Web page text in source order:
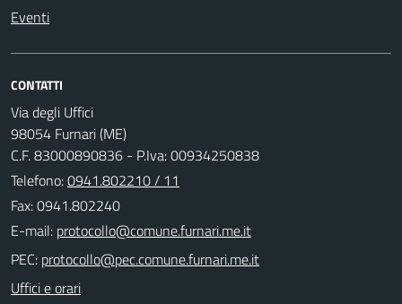
Eventi
CONTATTI
Via degli Uffici
98054 Furnari (ME)
C.F. 83000890836 - P.Iva: 00934250838
Telefono:0941.802210 / 11
Fax: 0941.802240
E-mail:
PEC:
Uffici e orari